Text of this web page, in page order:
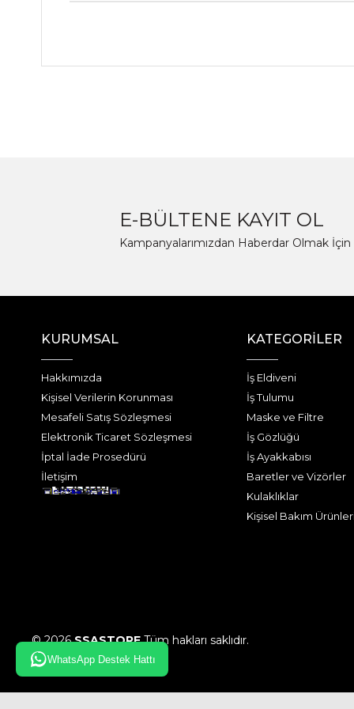
E-BÜLTENE KAYIT OL
Kampanyalarımızdan Haberdar Olmak İçin
KURUMSAL
Hakkımızda
Kişisel Verilerin Korunması
Mesafeli Satış Sözleşmesi
Elektronik Ticaret Sözleşmesi
İptal İade Prosedürü
İletişim
KATEGORİLER
İş Eldiveni
İş Tulumu
Maske ve Filtre
İş Gözlüğü
İş Ayakkabısı
Baretler ve Vizörler
Kulaklıklar
Kişisel Bakım
© 2026SSASTORETüm hakları saklıdır.
WhatsApp Destek Hattı